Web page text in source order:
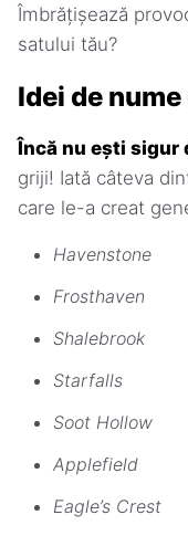
Îmbrățișează
satului tău?
Idei de
Încă nu ești sigur
griji! Iată câteva
care le-a creat
Havenstone
Frosthaven
Shalebrook
Starfalls
Soot Hollow
Applefield
Eagle’s Crest